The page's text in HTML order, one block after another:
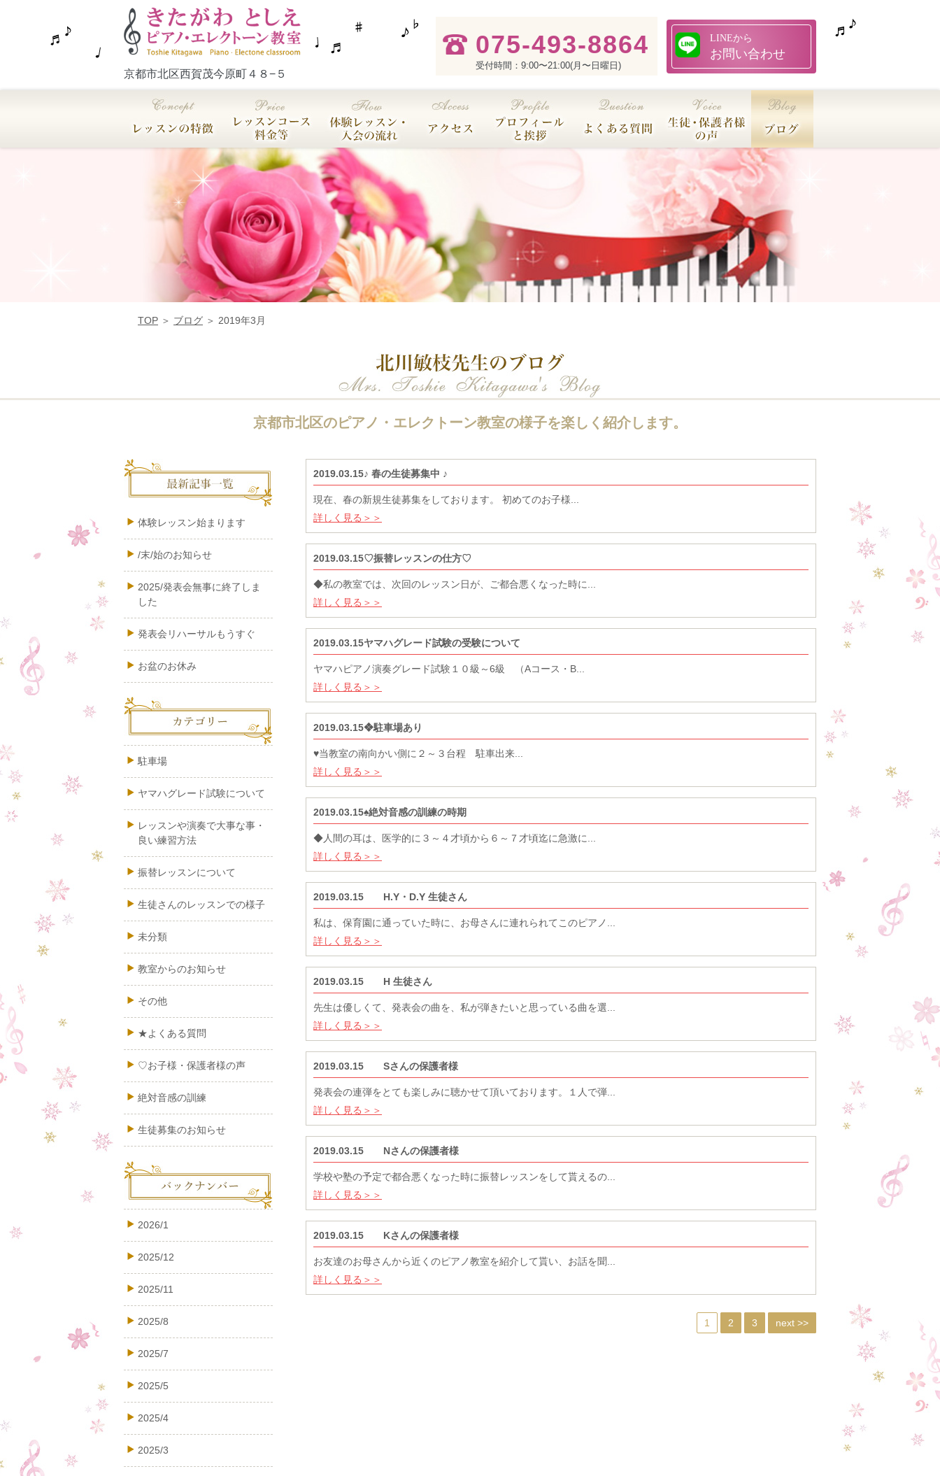
京都市北区西賀茂今原町４８−５
075-493-8864
受付時間：9:00〜21:00(月〜日曜日)
LINEから
お問い合わせ
TOP ブログ 2019年3月
京都市北区のピアノ・エレクトーン教室の様子を楽しく紹介します。
2019.03.15♪ 春の生徒募集中 ♪
現在、春の新規生徒募集をしております。 初めてのお子様...
詳しく見る＞＞
2019.03.15♡振替レッスンの仕方♡
◆私の教室では、次回のレッスン日が、ご都合悪くなった時に...
詳しく見る＞＞
2019.03.15ヤマハグレード試験の受験について
ヤマハピアノ演奏グレード試験１０級～6級 （Aコース・B...
詳しく見る＞＞
2019.03.15❖駐車場あり
♥当教室の南向かい側に２～３台程 駐車出来...
詳しく見る＞＞
2019.03.15♠絶対音感の訓練の時期
◆人間の耳は、医学的に３～４才頃から６～７才頃迄に急激に...
詳しく見る＞＞
2019.03.15 H.Y・D.Y 生徒さん
私は、保育園に通っていた時に、お母さんに連れられてこのピアノ...
詳しく見る＞＞
2019.03.15 H 生徒さん
先生は優しくて、発表会の曲を、私が弾きたいと思っている曲を選...
詳しく見る＞＞
2019.03.15 Sさんの保護者様
発表会の連弾をとても楽しみに聴かせて頂いております。１人で弾...
詳しく見る＞＞
2019.03.15 Nさんの保護者様
学校や塾の予定で都合悪くなった時に振替レッスンをして貰えるの...
詳しく見る＞＞
2019.03.15 Kさんの保護者様
お友達のお母さんから近くのピアノ教室を紹介して貰い、お話を聞...
詳しく見る＞＞
1 2 3 next >>
体験レッスン始まります
/末/始のお知らせ
2025/発表会無事に終了しま
した
発表会リハーサルもうすぐ
お盆のお休み
駐車場
ヤマハグレード試験について
レッスンや演奏で大事な事・
良い練習方法
振替レッスンについて
生徒さんのレッスンでの様子
未分類
教室からのお知らせ
その他
★よくある質問
♡お子様・保護者様の声
絶対音感の訓練
生徒募集のお知らせ
2026/1
2025/12
2025/11
2025/8
2025/7
2025/5
2025/4
2025/3